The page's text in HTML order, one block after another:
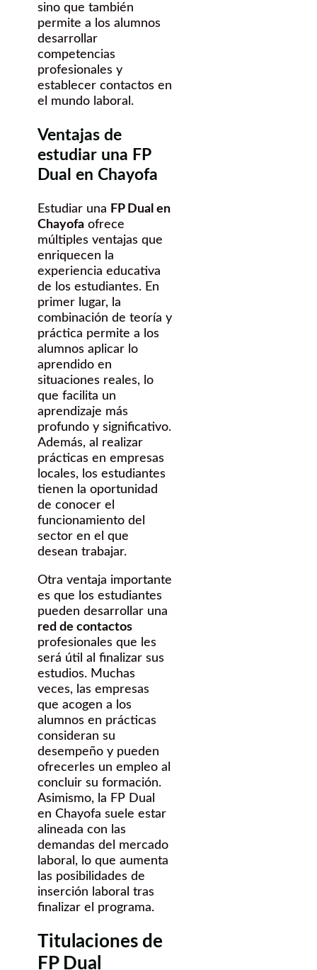
sino que también
permite a los alumnos
desarrollar
competencias
profesionales y
establecer contactos en
el mundo laboral.
Ventajas de
estudiar una FP
Dual en Chayofa
Estudiar una FP Dual en
Chayofa ofrece
múltiples ventajas que
enriquecen la
experiencia educativa
de los estudiantes. En
primer lugar, la
combinación de teoría y
práctica permite a los
alumnos aplicar lo
aprendido en
situaciones reales, lo
que facilita un
aprendizaje más
profundo y significativo.
Además, al realizar
prácticas en empresas
locales, los estudiantes
tienen la oportunidad
de conocer el
funcionamiento del
sector en el que
desean trabajar.
Otra ventaja importante
es que los estudiantes
pueden desarrollar una
red de contactos
profesionales que les
será útil al finalizar sus
estudios. Muchas
veces, las empresas
que acogen a los
alumnos en prácticas
consideran su
desempeño y pueden
ofrecerles un empleo al
concluir su formación.
Asimismo, la FP Dual
en Chayofa suele estar
alineada con las
demandas del mercado
laboral, lo que aumenta
las posibilidades de
inserción laboral tras
finalizar el programa.
Titulaciones de
FP Dual